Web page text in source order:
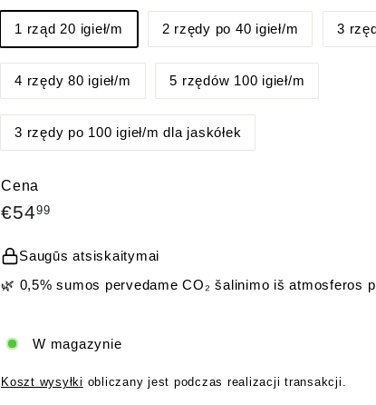
1 rząd 20 igieł/m 2 rzędy po 40 igieł/m 3
4 rzędy 80 igieł/m 5 rzędów 100 igieł/m
3 rzędy po 100 igieł/m dla jaskółek
Cena
Cena
€5499€54,99
Saugūs atsiskaitymai
🌿 0,5% sumos pervedame CO₂ šalinimo iš atmosferos
W magazynie
Koszt wysyłki obliczany jest podczas realizacji transakcji.